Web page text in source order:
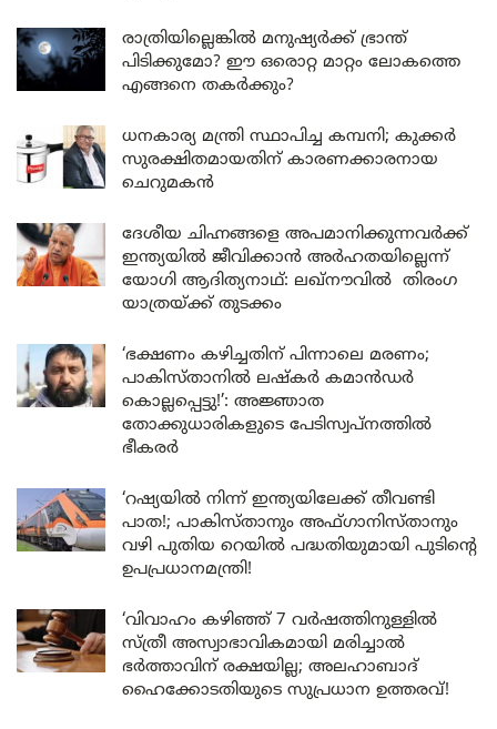
രാത്രിയില്ലെങ്കിൽ മനുഷ്യർക്ക് ഭ്രാന്ത്
പിടിക്കുമോ? ഈ ഒരൊറ്റ മാറ്റം ലോകത്തെ
എങ്ങനെ തകർക്കും?
ധനകാര്യ മന്ത്രി സ്ഥാപിച്ച കമ്പനി; കുക്കർ
സുരക്ഷിതമായതിന് കാരണക്കാരനായ
ചെറുമകൻ
ദേശീയ ചിഹ്നങ്ങളെ അപമാനിക്കുന്നവർക്ക്
ഇന്ത്യയിൽ ജീവിക്കാൻ അർഹതയില്ലെന്ന്
യോഗി ആദിത്യനാഥ്: ലഖ്‌നൗവിൽ തിരംഗ
യാത്രയ്ക്ക് തുടക്കം
‘ഭക്ഷണം കഴിച്ചതിന് പിന്നാലെ മരണം;
പാകിസ്താനിൽ ലഷ്കർ കമാൻഡർ
കൊല്ലപ്പെട്ടു!’: അജ്ഞാത
തോക്കുധാരികളുടെ പേടിസ്വപ്നത്തിൽ
ഭീകരർ
‘റഷ്യയിൽ നിന്ന് ഇന്ത്യയിലേക്ക് തീവണ്ടി
പാത!; പാകിസ്താനും അഫ്ഗാനിസ്താനും
വഴി പുതിയ റെയിൽ പദ്ധതിയുമായി പുടിന്റെ
ഉപപ്രധാനമന്ത്രി!
‘വിവാഹം കഴിഞ്ഞ് 7 വർഷത്തിനുള്ളിൽ
സ്ത്രീ അസ്വാഭാവികമായി മരിച്ചാൽ
ഭർത്താവിന് രക്ഷയില്ല; അലഹാബാദ്
ഹൈക്കോടതിയുടെ സുപ്രധാന ഉത്തരവ്!